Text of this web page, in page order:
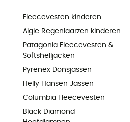
Fleecevesten kinderen
Aigle Regenlaarzen kinderen
Patagonia Fleecevesten &
Softshelljacken
Pyrenex Donsjassen
Helly Hansen Jassen
Columbia Fleecevesten
Black Diamond